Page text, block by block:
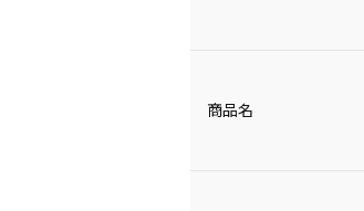
商品名